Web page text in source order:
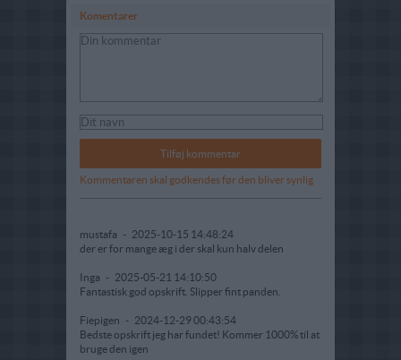
Komentarer
Kommentaren skal godkendes før den bliver synlig
mustafa - 2025-10-15 14:48:24
der er for mange æg i der skal kun halv delen
Inga - 2025-05-21 14:10:50
Fantastisk god opskrift. Slipper fint panden.
Fiepigen - 2024-12-29 00:43:54
Bedste opskrift jeg har fundet! Kommer 1000% til at
bruge den igen